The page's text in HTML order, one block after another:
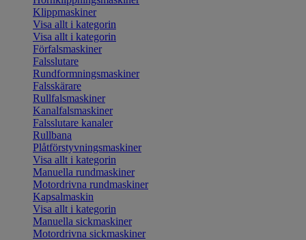
Klippmaskiner
Visa allt i kategorin
Visa allt i kategorin
Förfalsmaskiner
Falsslutare
Rundformningsmaskiner
Falsskärare
Rullfalsmaskiner
Kanalfalsmaskiner
Falsslutare kanaler
Rullbana
Plåtförstyvningsmaskiner
Visa allt i kategorin
Manuella rundmaskiner
Motordrivna rundmaskiner
Kapsalmaskin
Visa allt i kategorin
Manuella sickmaskiner
Motordrivna sickmaskiner